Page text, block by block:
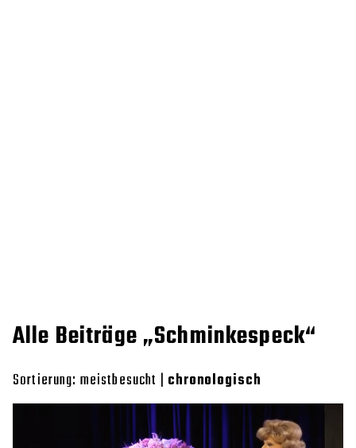
Alle Beiträge „Schminkespeck“
Sortierung: meistbesucht | chronologisch